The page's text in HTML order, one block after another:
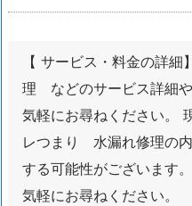
対
エ
リ
ア
【 サービス・料金の詳
理 などのサービス詳細
気軽にお尋ねください。
レつまり 水漏れ修理の
する可能性がございます
気軽にお尋ねください。